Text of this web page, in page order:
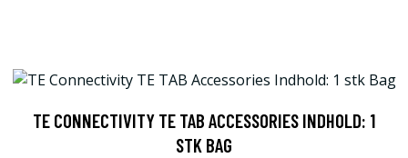
TE CONNECTIVITY TE TAB ACCESSORIES INDHOLD: 1
STK BAG